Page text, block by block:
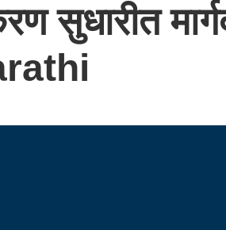
सुधारीत